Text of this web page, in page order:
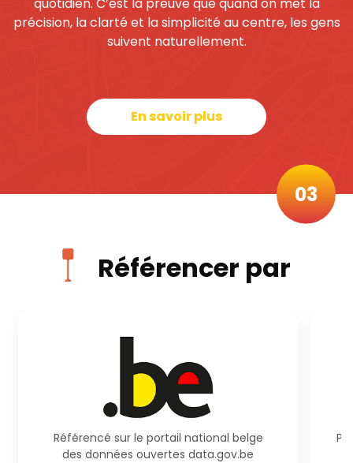
précision, la clarté et la simplicité au centre, les gens
suivent naturellement.
En savoir plus
03
Référencer par
Référencé sur le portail national belge
des données ouvertes data.gov.be